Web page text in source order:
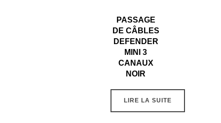
PASSAGE
DE CÂBLES
DEFENDER
MINI 3
CANAUX
NOIR
LIRE LA SUITE